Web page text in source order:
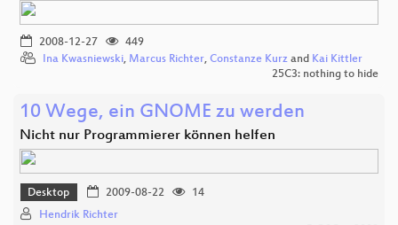
2008-12-27
449
Ina Kwasniewski, Marcus Richter, Constanze Kurz and Kai Kittler
25C3: nothing to hide
10 Wege, ein GNOME zu werden
Nicht nur Programmierer können helfen
Desktop 2009-08-22
14
Hendrik Richter